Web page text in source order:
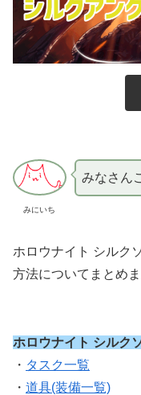
みにいち
みなさん
ホロウナイト シルク
方法についてまとめま
ホロウナイト シルク
・ タスク一覧
・ 道具(装備一覧)